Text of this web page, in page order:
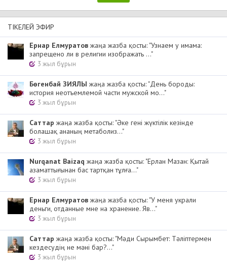
ТІКЕЛЕЙ ЭФИР
Ернар Елмуратов жаңа жазба қосты: "Узнаем у имама:
запрещено ли в религии изображать ..."
3 жыл бұрын
Бөгенбай ЗИЯЛЫ жаңа жазба қосты: "День бороды:
история неотъемлемой части мужской мо..."
3 жыл бұрын
Cаттар жаңа жазба қосты: "Әке гені жүктілік кезінде
болашақ ананың метаболиз..."
3 жыл бұрын
Nurqanat Baizaq жаңа жазба қосты: "Ерлан Мазан: Қытай
азаматтығынан бас тартқан тұлға..."
3 жыл бұрын
Ернар Елмуратов жаңа жазба қосты: "У меня украли
деньги, отданные мне на хранение. Яв..."
3 жыл бұрын
Cаттар жаңа жазба қосты: "Мәди Сырымбет: Тәліптермен
кездесудің не мәні бар?..."
3 жыл бұрын